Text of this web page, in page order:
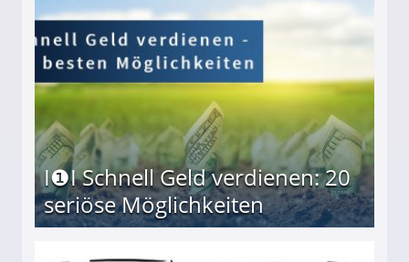
I❶I Schnell Geld verdienen: 20
seriöse Möglichkeiten